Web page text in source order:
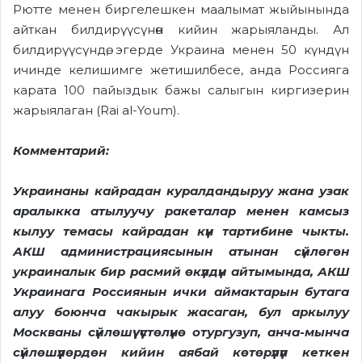
Рютте менен биргелешкен маалымат жыйынында
айткан билдирүүсүнөн кийин жарыяланды. Ал
билдирүүсүндө, эгерде Украина менен 50 күндүн
ичинде келишимге жетишилбесе, анда Россияга
карата 100 пайыздык бажы салыгын киргизерин
жарыялаган (Rai al-Youm).
Комментарий:
Украинаны кайрадан куралдандыруу жана узак
аралыкка атылуучу ракеталар менен камсыз
кылуу темасы кайрадан күн тартибине чыкты.
АКШ администрациясынын атынан сүйлөгөн
украиналык бир расмий өкүлдүн айтымында, АКШ
Украинага Россиянын ички аймактарын бутага
алуу боюнча чакырык жасаган, бул аркылуу
Москваны сүйлөшүү үстөлүнө отургузуп, анча-мынча
сүйлөшүүлөрдөн кийин аябай көтөрүлүп кеткен